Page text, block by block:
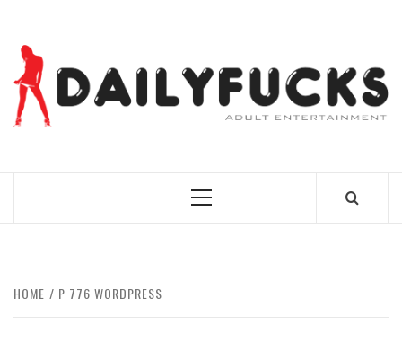
content
Primary
HOME P 776 WORDPRESS